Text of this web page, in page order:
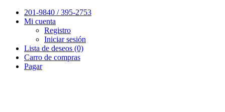
201-9840 / 395-2753
Mi cuenta
Registro
Iniciar sesión
Lista de deseos (0)
Carro de compras
Pagar